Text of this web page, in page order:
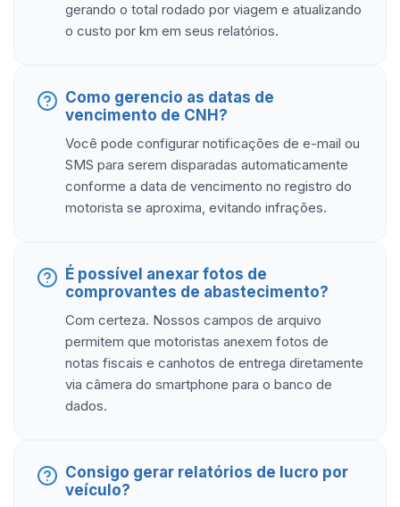
gerando o total rodado por viagem e atualizando
o custo por km em seus relatórios.
Como gerencio as datas de
vencimento de CNH?
Você pode configurar notificações de e-mail ou
SMS para serem disparadas automaticamente
conforme a data de vencimento no registro do
motorista se aproxima, evitando infrações.
É possível anexar fotos de
comprovantes de abastecimento?
Com certeza. Nossos campos de arquivo
permitem que motoristas anexem fotos de
notas fiscais e canhotos de entrega diretamente
via câmera do smartphone para o banco de
dados.
Consigo gerar relatórios de lucro por
veículo?